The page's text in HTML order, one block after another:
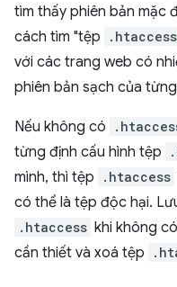
tìm thấy phiên bản mặc
cách tìm "tệp
.htaccess
với các trang web có
phiên bản sạch của
Nếu không có
từng định cấu hình tệp
mình, thì tệp
.htaccess
có thể là tệp độc hại.
.htaccess khi không
cần thiết và xoá tệp